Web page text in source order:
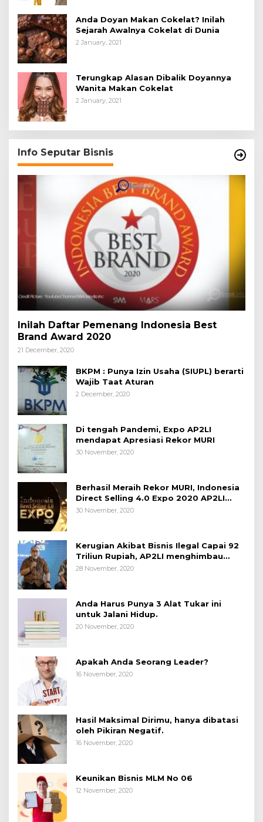
Anda Doyan Makan Cokelat? Inilah
Sejarah Awalnya Cokelat di Dunia
2 January, 2021
Terungkap Alasan Dibalik Doyannya
Wanita Makan Cokelat
2 January, 2021
Info Seputar Bisnis
Inilah Daftar Pemenang Indonesia Best
Brand Award 2020
21 December, 2020
BKPM : Punya Izin Usaha (SIUPL) berarti
Wajib Taat Aturan
2 December, 2020
Di tengah Pandemi, Expo AP2LI
mendapat Apresiasi Rekor MURI
30 November, 2020
Berhasil Meraih Rekor MURI, Indonesia
Direct Selling 4.0 Expo 2020 AP2LI
berakhir sangat memuaskan
30 November, 2020
Kerugian Akibat Bisnis Ilegal Capai 92
Triliun Rupiah, AP2LI menghimbau
masyarakat Waspada.
28 November, 2020
Anda Harus Punya 3 Alat Tukar ini
untuk Jalani Hidup.
20 November, 2020
Apakah Anda Seorang Leader?
16 November, 2020
Hasil Maksimal Dirimu, hanya dibatasi
oleh Pikiran Negatif.
16 November, 2020
Keunikan Bisnis MLM No 06
12 November, 2020